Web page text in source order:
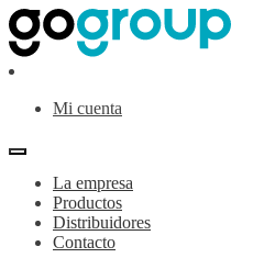
Ir
a
la
navegación
Ir
al
contenido
Mi cuenta
La empresa
Productos
Distribuidores
Contacto